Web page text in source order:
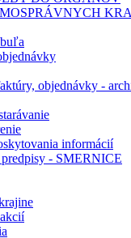
objednávky -
informácií
- SMERNICE